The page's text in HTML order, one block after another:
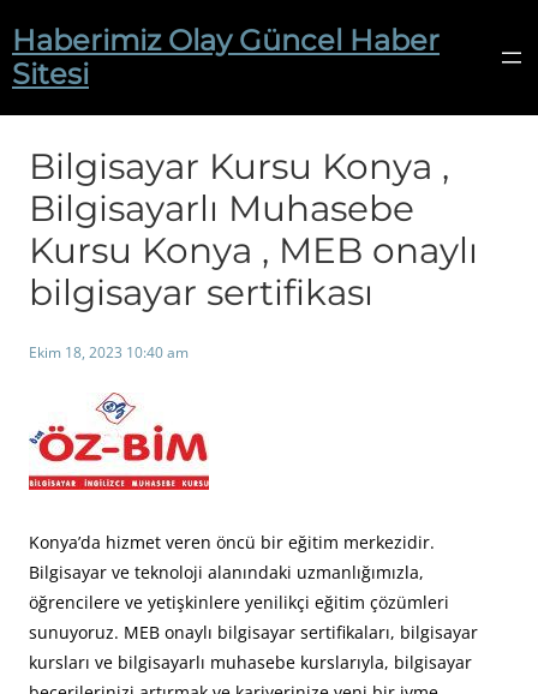
geçHaberimiz Olay Güncel Haber
Sitesi
Bilgisayar Kursu Konya ,
Bilgisayarlı Muhasebe
Kursu Konya , MEB onaylı
bilgisayar sertifikası
Ekim 18, 2023 10:40 am
Konya’da hizmet veren öncü bir eğitim merkezidir.
Bilgisayar ve teknoloji alanındaki uzmanlığımızla,
öğrencilere ve yetişkinlere yenilikçi eğitim çözümleri
sunuyoruz. MEB onaylı bilgisayar sertifikaları, bilgisayar
kursları ve bilgisayarlı muhasebe kurslarıyla, bilgisayar